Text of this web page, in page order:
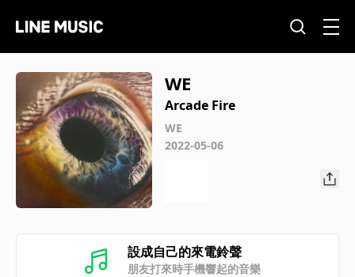
WE
Arcade Fire
WE
2022-05-06
設成自己的來電鈴聲
朋友打來時手機響起的音樂